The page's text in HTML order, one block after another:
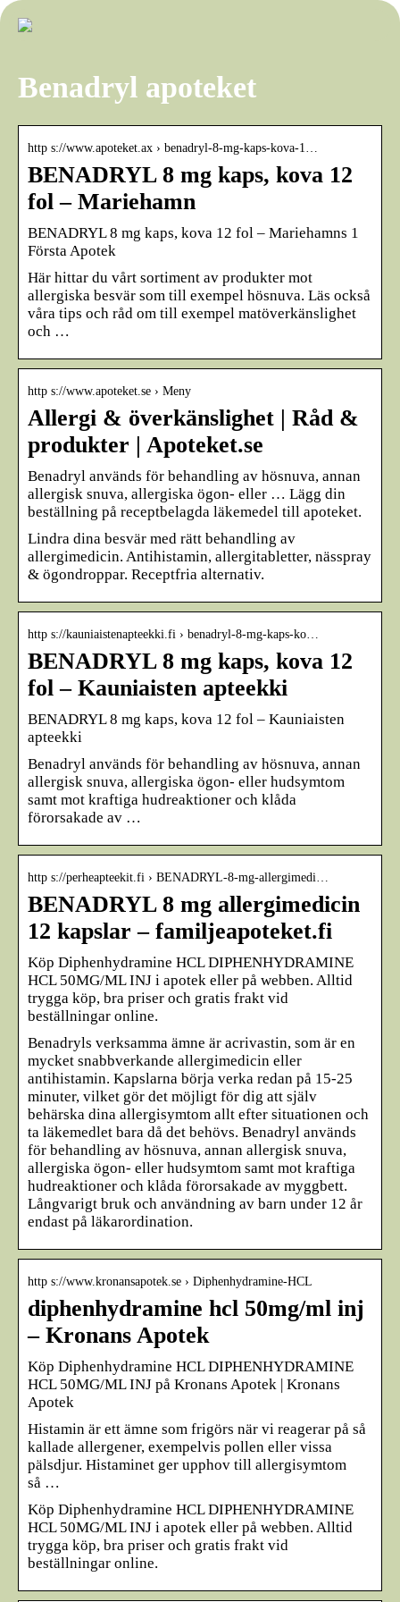
Benadryl apoteket
http s://www.apoteket.ax › benadryl-8-mg-kaps-kova-1…
BENADRYL 8 mg kaps, kova 12
fol – Mariehamn
BENADRYL 8 mg kaps, kova 12 fol – Mariehamns 1
Första Apotek
Här hittar du vårt sortiment av produkter mot
allergiska besvär som till exempel hösnuva. Läs också
våra tips och råd om till exempel matöverkänslighet
och …
http s://www.apoteket.se › Meny
Allergi & överkänslighet | Råd &
produkter | Apoteket.se
Benadryl används för behandling av hösnuva, annan
allergisk snuva, allergiska ögon- eller … Lägg din
beställning på receptbelagda läkemedel till apoteket.
Lindra dina besvär med rätt behandling av
allergimedicin. Antihistamin, allergitabletter, nässpray
& ögondroppar. Receptfria alternativ.
http s://kauniaistenapteekki.fi › benadryl-8-mg-kaps-ko…
BENADRYL 8 mg kaps, kova 12
fol – Kauniaisten apteekki
BENADRYL 8 mg kaps, kova 12 fol – Kauniaisten
apteekki
Benadryl används för behandling av hösnuva, annan
allergisk snuva, allergiska ögon- eller hudsymtom
samt mot kraftiga hudreaktioner och klåda
förorsakade av …
http s://perheapteekit.fi › BENADRYL-8-mg-allergimedi…
BENADRYL 8 mg allergimedicin
12 kapslar – familjeapoteket.fi
Köp Diphenhydramine HCL DIPHENHYDRAMINE
HCL 50MG/ML INJ i apotek eller på webben. Alltid
trygga köp, bra priser och gratis frakt vid
beställningar online.
Benadryls verksamma ämne är acrivastin, som är en
mycket snabbverkande allergimedicin eller
antihistamin. Kapslarna börja verka redan på 15-25
minuter, vilket gör det möjligt för dig att själv
behärska dina allergisymtom allt efter situationen och
ta läkemedlet bara då det behövs. Benadryl används
för behandling av hösnuva, annan allergisk snuva,
allergiska ögon- eller hudsymtom samt mot kraftiga
hudreaktioner och klåda förorsakade av myggbett.
Långvarigt bruk och användning av barn under 12 år
endast på läkarordination.
http s://www.kronansapotek.se › Diphenhydramine-HCL
diphenhydramine hcl 50mg/ml inj
– Kronans Apotek
Köp Diphenhydramine HCL DIPHENHYDRAMINE
HCL 50MG/ML INJ på Kronans Apotek | Kronans
Apotek
Histamin är ett ämne som frigörs när vi reagerar på så
kallade allergener, exempelvis pollen eller vissa
pälsdjur. Histaminet ger upphov till allergisymtom
så …
Köp Diphenhydramine HCL DIPHENHYDRAMINE
HCL 50MG/ML INJ i apotek eller på webben. Alltid
trygga köp, bra priser och gratis frakt vid
beställningar online.